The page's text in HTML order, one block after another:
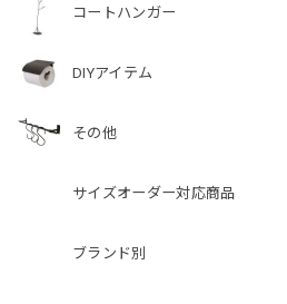
コートハンガー
DIYアイテム
その他
サイズオーダー対応商品
ブランド別